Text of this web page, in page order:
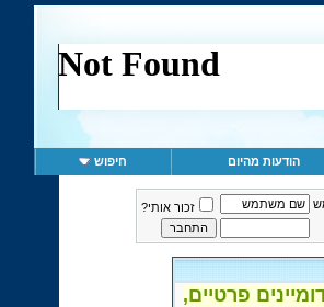
הודעות מהיום חיפוש
זכור אותי?
פרטיים,